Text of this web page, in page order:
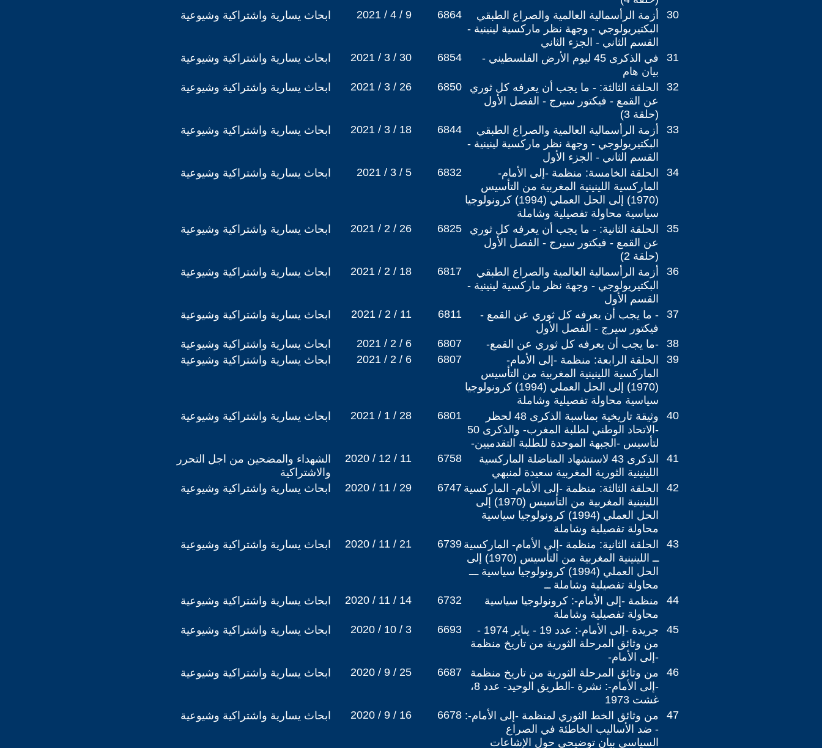
ابحاث يسارية واشتراكية وشيوعية 2021 / 4 / 9 6864
أزمة الرأسمالية العالمية والصراع الطبقي
البكتيريولوجي - وجهة نظر ماركسية لينينية -
القسم الثاني - الجزء الثاني
30
ابحاث يسارية واشتراكية وشيوعية 2021 / 3 / 30 6854
في الذكرى 45 ليوم الأرض الفلسطيني -
بيان هام
31
ابحاث يسارية واشتراكية وشيوعية 2021 / 3 / 26 6850
الحلقة الثالثة: - ما يجب أن يعرفه كل ثوري
عن القمع - فيكتور سيرج - الفصل الأول
(حلقة 3)
32
ابحاث يسارية واشتراكية وشيوعية 2021 / 3 / 18 6844
أزمة الرأسمالية العالمية والصراع الطبقي
البكتيريولوجي - وجهة نظر ماركسية لينينية -
القسم الثاني - الجزء الأول
33
ابحاث يسارية واشتراكية وشيوعية 2021 / 3 / 5 6832
الحلقة الخامسة: منظمة -إلى الأمام-
الماركسية اللينينية المغربية من التأسيس
(1970) إلى الحل العملي (1994) كرونولوجيا
سياسية محاولة تفصيلية وشاملة
34
ابحاث يسارية واشتراكية وشيوعية 2021 / 2 / 26 6825
الحلقة الثانية: - ما يجب أن يعرفه كل ثوري
عن القمع - فيكتور سيرج - الفصل الأول
(حلقة 2)
35
ابحاث يسارية واشتراكية وشيوعية 2021 / 2 / 18 6817
أزمة الرأسمالية العالمية والصراع الطبقي
البكتيريولوجي - وجهة نظر ماركسية لينينية -
القسم الأول
36
ابحاث يسارية واشتراكية وشيوعية 2021 / 2 / 11 6811
- ما يجب أن يعرفه كل ثوري عن القمع -
فيكتور سيرج - الفصل الأول
37
ابحاث يسارية واشتراكية وشيوعية 2021 / 2 / 6 6807 -ما يجب أن يعرفه كل ثوري عن القمع-
38
ابحاث يسارية واشتراكية وشيوعية
2021 / 2 / 6 6807
الحلقة الرابعة: منظمة -إلى الأمام-
الماركسية اللينينية المغربية من التأسيس
(1970) إلى الحل العملي (1994) كرونولوجيا
سياسية محاولة تفصيلية وشاملة
39
ابحاث يسارية واشتراكية وشيوعية 2021 / 1 / 28 6801
وثيقة تاريخية بمناسبة الذكرى 48 لحظر
-الاتحاد الوطني لطلبة المغرب- والذكرى 50
لتأسيس -الجبهة الموحدة للطلبة التقدميين-
40
الشهداء والمضحين من اجل التحرر
والاشتراكية
2020 / 12 / 11 6758
الذكرى 43 لاستشهاد المناضلة الماركسية
اللينينية الثورية المغربية سعيدة لمنبهي
41
ابحاث يسارية واشتراكية وشيوعية 2020 / 11 / 29 6747 الحلقة الثالثة: منظمة -إلى الأمام- الماركسية
اللينينية المغربية من التأسيس (1970) إلى
الحل العملي (1994) كرونولوجيا سياسية
محاولة تفصيلية وشاملة
42
ابحاث يسارية واشتراكية وشيوعية 2020 / 11 / 21 6739 الحلقة الثانية: منظمة -إلى الأمام- الماركسية
ــ اللينينية المغربية من التأسيس (1970) إلى
الحل العملي (1994) كرونولوجيا سياسية ـــ
محاولة تفصيلية وشاملة ــ
43
ابحاث يسارية واشتراكية وشيوعية 2020 / 11 / 14 6732
منظمة -إلى الأمام-: كرونولوجيا سياسية
محاولة تفصيلية وشاملة
44
ابحاث يسارية واشتراكية وشيوعية 2020 / 10 / 3 6693
جريدة -إلى الأمام-: عدد 19 - يناير 1974 -
من وثائق المرحلة الثورية من تاريخ منظمة
-إلى الأمام-
45
ابحاث يسارية واشتراكية وشيوعية 2020 / 9 / 25 6687
من وثائق المرحلة الثورية من تاريخ منظمة
-إلى الأمام-: نشرة -الطريق الوحيد- عدد 8،
غشت 1973
46
ابحاث يسارية واشتراكية وشيوعية 2020 / 9 / 16 6678 من وثائق الخط الثوري لمنظمة -إلى الأمام-:
- ضد الأساليب الخاطئة في الصراع
السياسي بيان توضيحي حول الإشاعات
47